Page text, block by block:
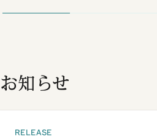
お知らせ
RELEASE